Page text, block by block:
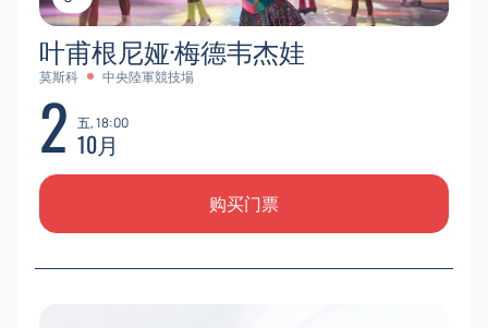
叶甫根尼娅·梅德韦杰娃
莫斯科 中央陸軍競技場
2 五, 18:00
10月
购买门票